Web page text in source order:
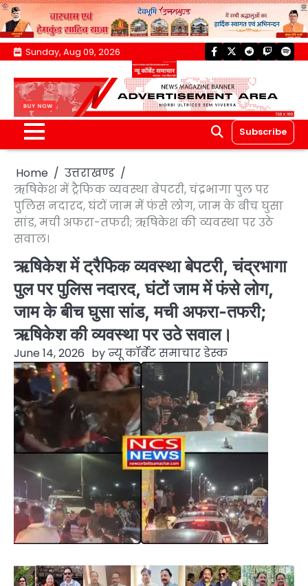
Skip
content
Sunday, Aug 09, 2026 facebook
twitterreddittwitch
Subscribe
Home
उत्तराखण्ड
ऋषिकेश में ट्रैफिक व्यवस्था बेपटरी, चंद्रभागा पुल पर
पुलिस नदारद, घंटों जाम में फंसे लोग, जाम के बीच घुसा
सांड, मची अफरा-तफरी; ऋषिकेश की व्यवस्था पर उठे
सवाल।
ऋषिकेश में ट्रैफिक व्यवस्था बेपटरी, चंद्रभागा
पुल पर पुलिस नदारद, घंटों जाम में फंसे लोग,
जाम के बीच घुसा सांड, मची अफरा-तफरी;
ऋषिकेश की व्यवस्था पर उठे सवाल।
June 14, 2026 byन्यू कॉर्बेट समाचार डेस्क